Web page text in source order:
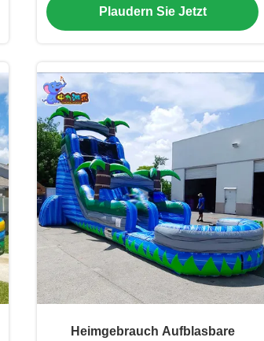
Plaudern Sie Jetzt
Heimgebrauch Aufblasbare